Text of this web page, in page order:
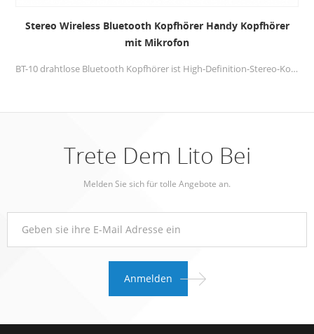
Stereo Wireless Bluetooth Kopfhörer Handy Kopfhörer
mit Mikrofon
BT-10 drahtlose Bluetooth Kopfhörer ist High-Definition-Stereo-Kopfhörer, speziell entwickelte Software und HD-Sound-Technologie, die darauf abzielt, die Musik von Ihren Geräten auf einer ganz neuen Ebene zu liefern.
Trete Dem Lito Bei
Melden Sie sich für tolle Angebote an.